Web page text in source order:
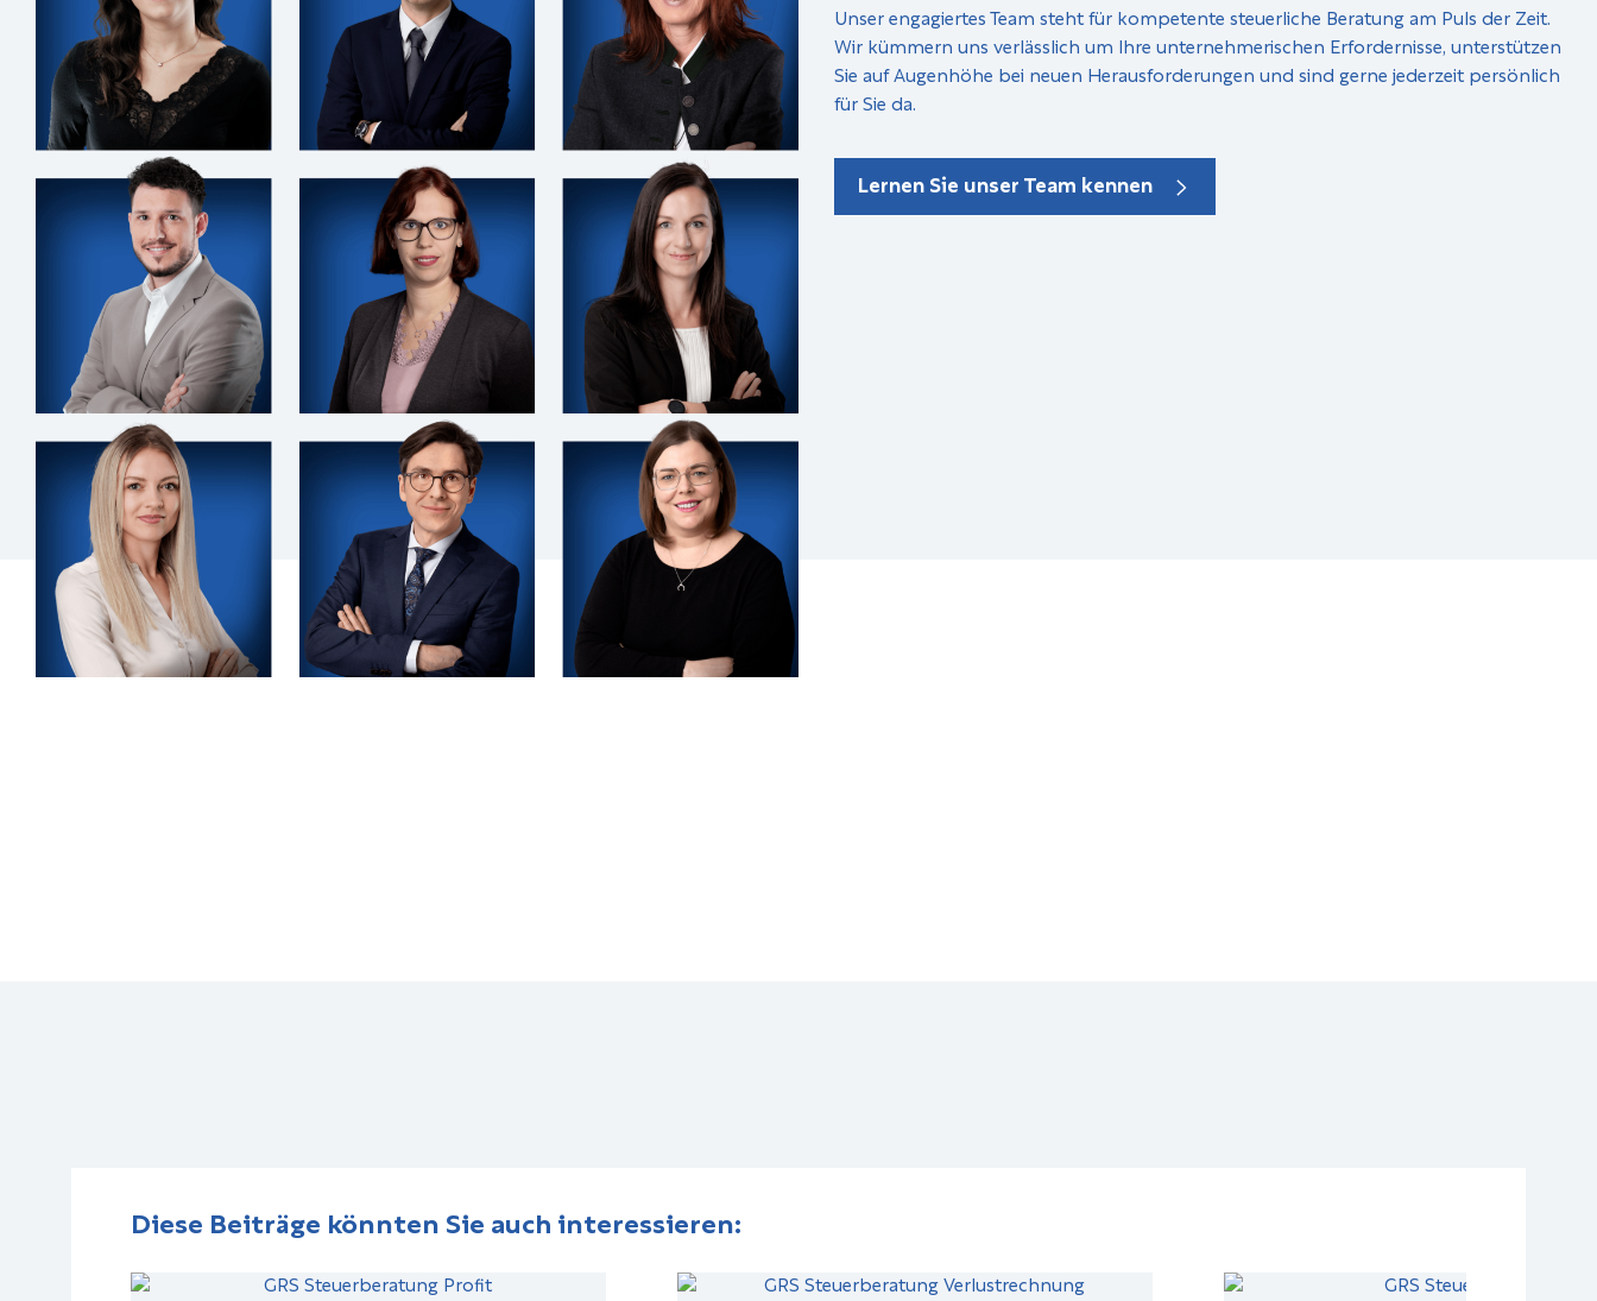
Unser engagiertes Team steht für kompetente steuerliche Beratung am Puls der Zeit.
Wir kümmern uns verlässlich um Ihre unternehmerischen Erfordernisse, unterstützen
Sie auf Augenhöhe bei neuen Herausforderungen und sind gerne jederzeit persönlich
für Sie da.
Lernen Sie unser Team kennen
Diese Beiträge könnten Sie auch interessieren: